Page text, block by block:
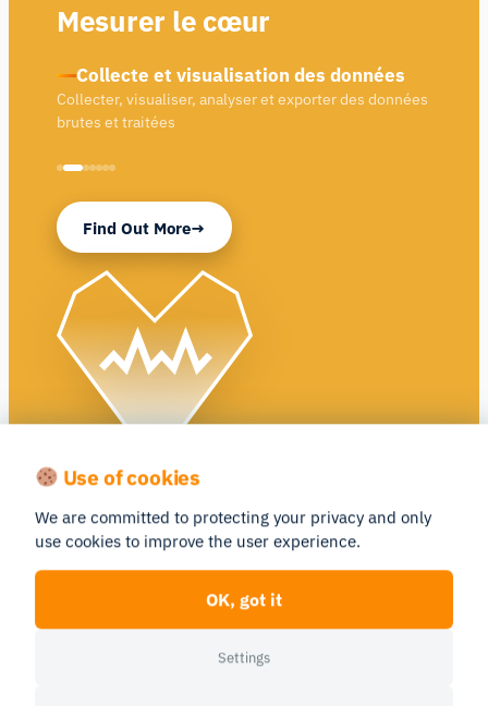
Mesurer le cœur
Collecte et visualisation des données
Collecter, visualiser, analyser et exporter des données
brutes et traitées
Find Out More
Similar Products
Compare
Use of cookies
We are committed to protecting your privacy and only
use cookies to improve the user experience.
OK, got it
Settings